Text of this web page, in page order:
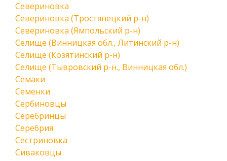
Севериновка
Севериновка (Тростянецкий р-н)
Севериновка (Ямпольский р-н)
Селище (Винницкая обл., Литинский р-н)
Селище (Козятинский р-н)
Селище (Тывровский р-н., Винницкая обл.)
Семаки
Семенки
Сербиновцы
Серебринцы
Серебрия
Сестриновка
Сиваковцы